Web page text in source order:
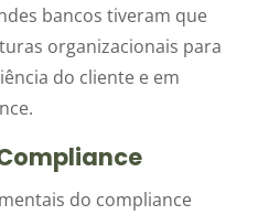
bancos tiveram que
organizacionais para
do cliente e em
do compliance